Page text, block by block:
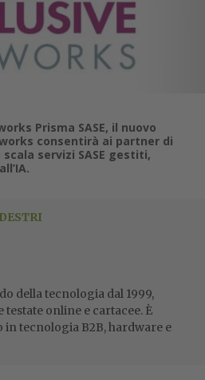
Prisma SASE, il nuovo
consentirà ai partner di
servizi SASE gestiti,
della tecnologia dal 1999,
online e cartacee. È
tecnologia B2B, hardware e